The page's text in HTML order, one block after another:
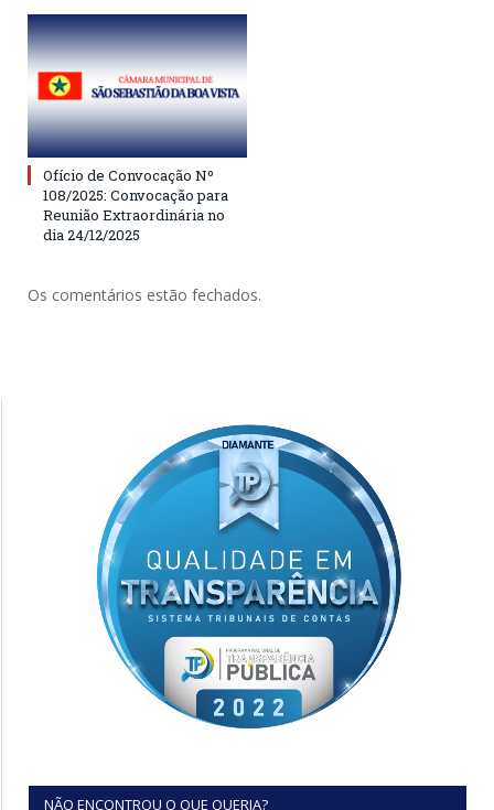
Ofício de Convocação Nº
108/2025: Convocação para
Reunião Extraordinária no
dia 24/12/2025
Os comentários estão fechados.
NÃO ENCONTROU O QUE QUERIA?